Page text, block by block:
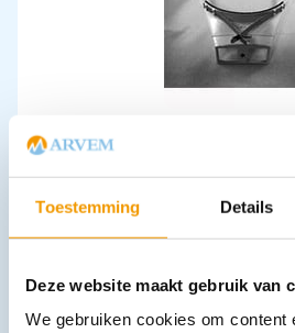
Toestemming Details
Deze website maakt gebruik van
We gebruiken cookies om content
€71,39 incl. btw
In winkelwagen